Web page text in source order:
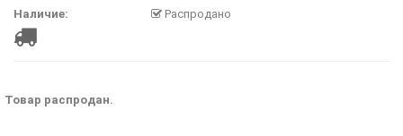
Наличие:
Распродано
Товар распродан.